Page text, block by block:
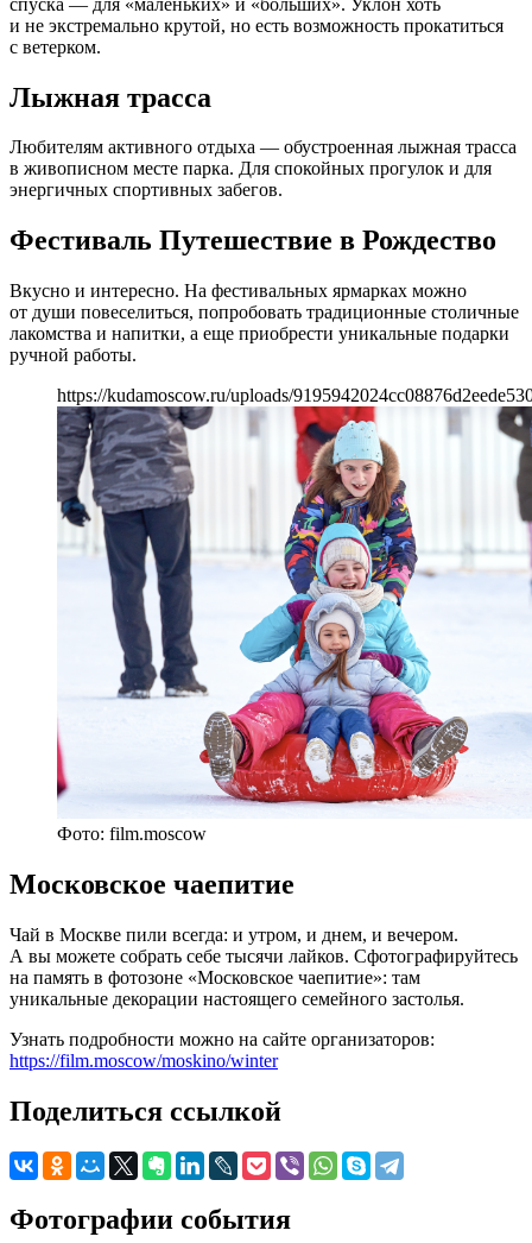
и не экстремально крутой, но есть возможность прокатиться
с ветерком.
Лыжная трасса
Любителям активного отдыха — обустроенная лыжная трасса
в живописном месте парка. Для спокойных прогулок и для
энергичных спортивных забегов.
Фестиваль Путешествие в Рождество
Вкусно и интересно. На фестивальных ярмарках можно
от души повеселиться, попробовать традиционные столичные
лакомства и напитки, а еще приобрести уникальные подарки
ручной работы.
https://kudamoscow.ru/uploads/
Фото: film.moscow
Московское чаепитие
Чай в Москве пили всегда: и утром, и днем, и вечером.
А вы можете собрать себе тысячи лайков. Сфотографируйтесь
на память в фотозоне «Московское чаепитие»: там
уникальные декорации настоящего семейного застолья.
Узнать подробности можно на сайте организаторов:
https://film.moscow/moskino/winter
Поделиться ссылкой
Фотографии события